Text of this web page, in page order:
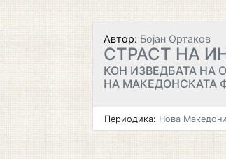
Автор: Бојан Ортаков
СТРАСТ НА
КОН ИЗВЕДБАТА НА
НА МАКЕДОНСКАТА
Периодика: Нова